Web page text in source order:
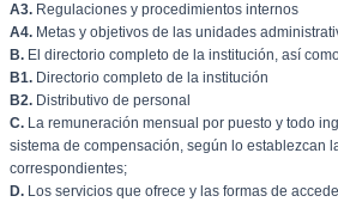
A3. Regulaciones y procedimientos internos
A4. Metas y objetivos de las unidades
B. El directorio completo de la institución, así
B1. Directorio completo de la institución
B2. Distributivo de personal
C. La remuneración mensual por puesto y todo
sistema de compensación, según lo establezcan
correspondientes;
D. Los servicios que ofrece y las formas de